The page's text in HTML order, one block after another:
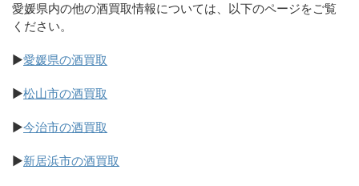
愛媛県内の他の酒買取情報については、以下のページをご覧
ください。
▶愛媛県の酒買取
▶松山市の酒買取
▶今治市の酒買取
▶新居浜市の酒買取